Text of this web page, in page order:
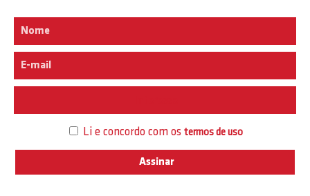
Li e concordo com os termos de uso